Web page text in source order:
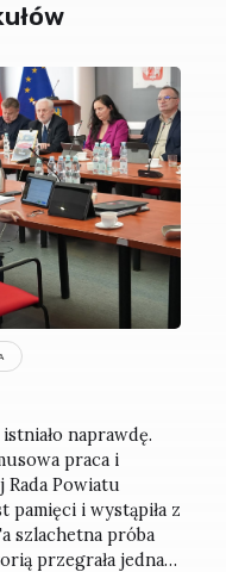
naprawdę.
praca i
Rada Powiatu
pamięci i wystąpiła z
szlachetna próba
przegrała jednak